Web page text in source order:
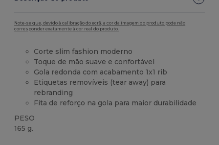
Note-se que, devido à calibração do ecrã, a cor da imagem do produto pode não
corresponder exatamente à cor real do produto.
Corte slim fashion moderno
Toque de mão suave e confortável
Gola redonda com acabamento 1x1 rib
Etiquetas removíveis (tear away) para
rebranding
Fita de reforço na gola para maior durabilidade
PESO
165 g.